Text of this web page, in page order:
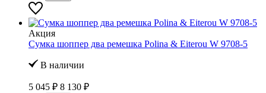
Акция
Сумка шоппер два ремешка Polina & Eiterou W 9708-5
В наличии
5 045 ₽ 8 130 ₽